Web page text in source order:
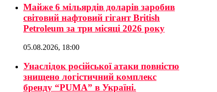
Майже 6 мільярдів доларів заробив
світовий нафтовий гігант British
Petroleum за три місяці 2026 року
05.08.2026, 18:00
Унаслідок російської атаки повністю
знищено логістичний комплекс
бренду “PUMA” в Україні.